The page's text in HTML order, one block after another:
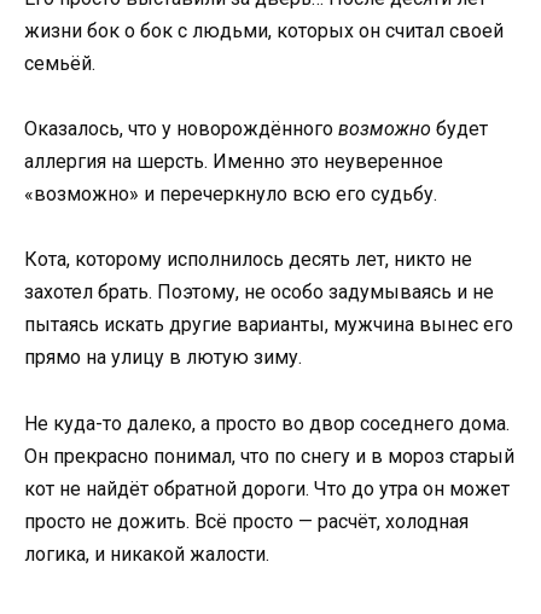
жизни бок о бок с людьми, которых он считал своей
семьёй.
Оказалось, что у новорождённого возможно будет
аллергия на шерсть. Именно это неуверенное
«возможно» и перечеркнуло всю его судьбу.
Кота, которому исполнилось десять лет, никто не
захотел брать. Поэтому, не особо задумываясь и не
пытаясь искать другие варианты, мужчина вынес его
прямо на улицу в лютую зиму.
Не куда-то далеко, а просто во двор соседнего дома.
Он прекрасно понимал, что по снегу и в мороз старый
кот не найдёт обратной дороги. Что до утра он может
просто не дожить. Всё просто — расчёт, холодная
логика, и никакой жалости.